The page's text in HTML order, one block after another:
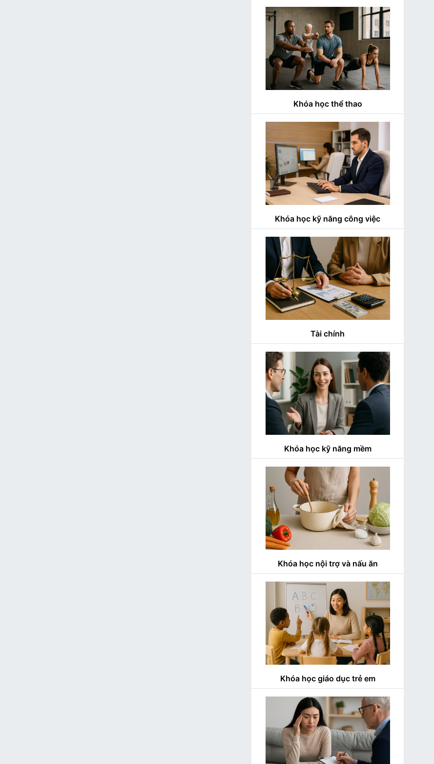
Khóa học thể thao
Khóa học kỹ năng công việc
Tài chính
Khóa học kỹ năng mềm
Khóa học nội trợ và nấu ăn
Khóa học giáo dục trẻ em